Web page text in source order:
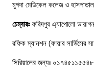
মুগদা মেডিকেল কলেজ ও
চেম্বারঃ ফরিদপুর এ্যাপোলো
রফিক ম্যানশন (ফায়ার সার্ভিসের
সিরিয়ালের জন্যঃ ০১৭৪৫১১৫৫৪৮